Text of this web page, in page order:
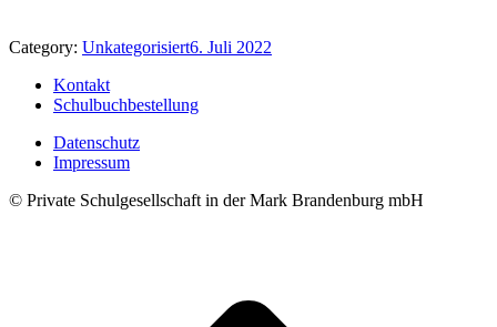
Category: Unkategorisiert6. Juli 2022
Kontakt
Schulbuchbestellung
Datenschutz
Impressum
© Private Schulgesellschaft in der Mark Brandenburg mbH